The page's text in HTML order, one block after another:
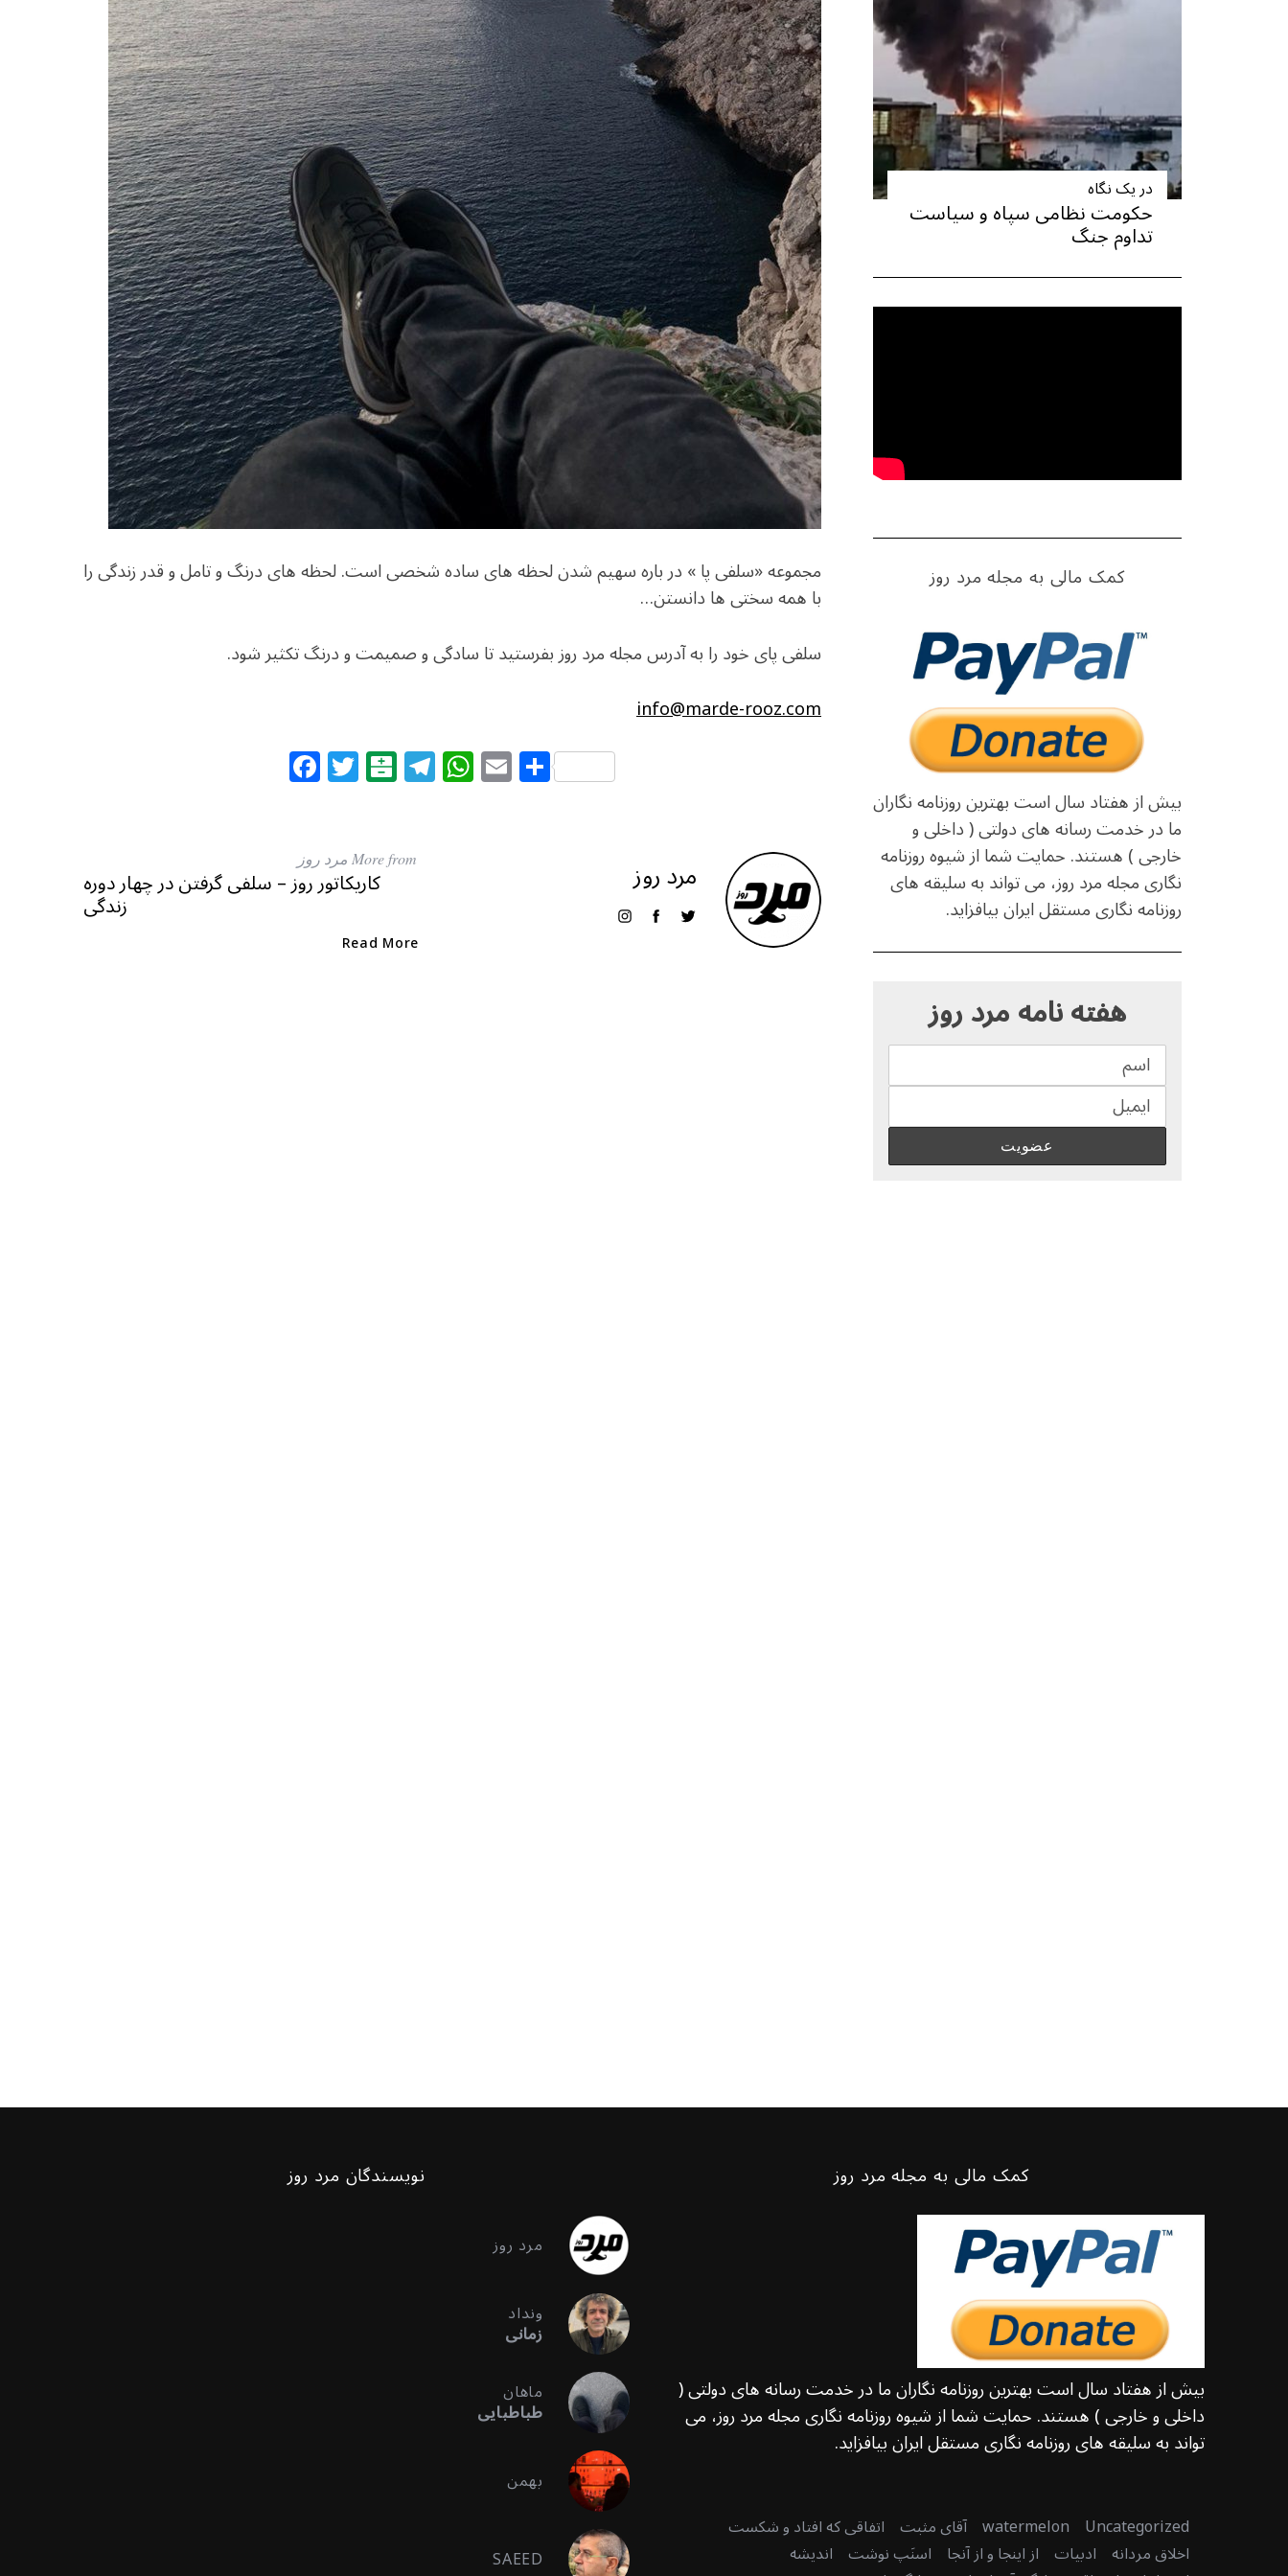
مجموعه «سلفی پا » در باره سهیم شدن لحظه های ساده شخصی است. لحظه های درنگ و تامل و قدر زندگی را
با همه سختی ها دانستن…
سلفی پای خود را به آدرس مجله مرد روز بفرستید تا سادگی و صمیمت و درنگ تکثیر شود.
info@marde-rooz.com
F
a
e
boo
T
w
e
r
B
al
ar
T
el W
h E
m S
h
مرد روز More from مرد روز
کاریکاتور روز – سلفی گرفتن در چهار دوره
زندگی
Read More
در یک نگاه
حکومت نظامی سپاه و سیاست
تداوم جنگ
کمک مالی به مجله مرد روز
بیش از هفتاد سال است بهترین روزنامه نگاران
ما در خدمت رسانه های دولتی ( داخلی و
خارجی ) هستند. حمایت شما از شیوه روزنامه
نگاری مجله مرد روز، می تواند به سلیقه های
روزنامه نگاری مستقل ایران بیافزاید.
هفته نامه مرد روز
کمک مالی به مجله مرد روز
بیش از هفتاد سال است بهترین روزنامه نگاران ما در خدمت رسانه های دولتی (
داخلی و خارجی ) هستند. حمایت شما از شیوه روزنامه نگاری مجله مرد روز، می
تواند به سلیقه های روزنامه نگاری مستقل ایران بیافزاید.
Uncategorized
watermelon آقای مثبت اتفاقی که افتاد و شکست
اخلاق مردانه ادبیات از اینجا و از آنجا اسنَپ نوشت اندیشه
نویسندگان مرد روز
مرد روز
ونداد
زمانی
ماهان
طباطبایی
بهمن
SAEED
S
r
c
f
r